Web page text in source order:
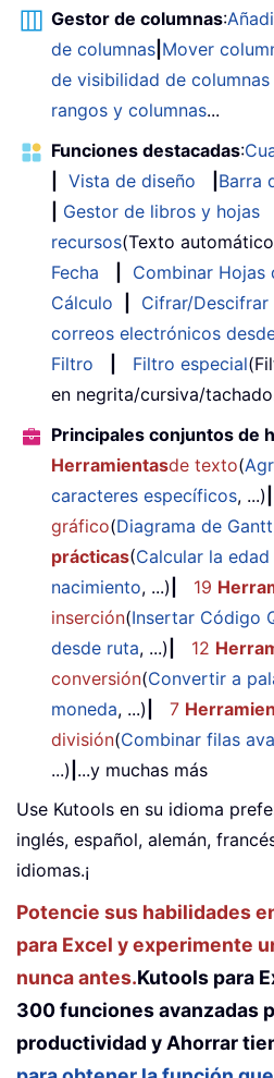
Gestor de columnas:
de columnas Mover
de visibilidad de
rangos y columnas...
Funciones destacadas:
Vista de diseño
Barra
Gestor de libros y hojas
recursos(Texto
Fecha
Combinar Hojas
Cálculo
Cifrar/Descifrar
correos electrónicos
Filtro
Filtro especial
en negrita/cursiva/
Principales conjuntos de
Herramientasde texto(
caracteres específicos, ...)
gráfico(Diagrama de Gantt
prácticas(Calcular la
nacimiento, ...) 19
inserción(Insertar Código
desde ruta, ...) 12
conversión(Convertir a
moneda, ...) 7
división(Combinar filas
...) ...y muchas más
Use Kutools en su idioma
inglés, español, alemán,
idiomas.¡
Potencie sus habilidades
para Excel y experimente
nunca antes.Kutools para
300 funciones avanzadas
productividad y Ahorrar